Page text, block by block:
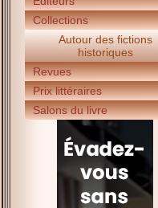
Collections
Autour des fictions
historiques
Revues
Prix littéraires
Salons du livre